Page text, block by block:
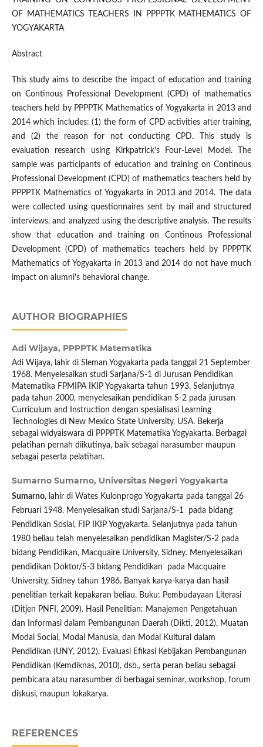
OF MATHEMATICS TEACHERS IN PPPPTK MATHEMATICS OF
YOGYAKARTA
Abstract
This study aims to describe the impact of education and training
on Continous Professional Development (CPD) of mathematics
teachers held by PPPPTK Mathematics of Yogyakarta in 2013 and
2014 which includes: (1) the form of CPD activities after training,
and (2) the reason for not conducting CPD. This study is
evaluation research using Kirkpatrick's Four-Level Model. The
sample was participants of education and training on Continous
Professional Development (CPD) of mathematics teachers held by
PPPPTK Mathematics of Yogyakarta in 2013 and 2014. The data
were collected using questionnaires sent by mail and structured
interviews, and analyzed using the descriptive analysis. The results
show that education and training on Continous Professional
Development (CPD) of mathematics teachers held by PPPPTK
Mathematics of Yogyakarta in 2013 and 2014 do not have much
impact on alumni's behavioral change.
AUTHOR BIOGRAPHIES
Adi Wijaya, PPPPTK Matematika
Adi Wijaya, lahir di Sleman Yogyakarta pada tanggal 21 September
1968. Menyelesaikan studi Sarjana/S-1 di Jurusan Pendidikan
Matematika FPMIPA IKIP Yogyakarta tahun 1993. Selanjutnya
pada tahun 2000, menyelesaikan pendidikan S-2 pada jurusan
Curriculum and Instruction dengan spesialisasi Learning
Technologies di New Mexico State University, USA. Bekerja
sebagai widyaiswara di PPPPTK Matematika Yogyakarta. Berbagai
pelatihan pernah diikutinya, baik sebagai narasumber maupun
sebagai peserta pelatihan.
Sumarno Sumarno, Universitas Negeri Yogyakarta
Sumarno, lahir di Wates Kulonprogo Yogyakarta pada tanggal 26
Februari 1948. Menyelesaikan studi Sarjana/S-1 pada bidang
Pendidikan Sosial, FIP IKIP Yogyakarta. Selanjutnya pada tahun
1980 beliau telah menyelesaikan pendidikan Magister/S-2 pada
bidang Pendidikan, Macquaire University, Sidney. Menyelesaikan
pendidikan Doktor/S-3 bidang Pendidikan pada Macquaire
University, Sidney tahun 1986. Banyak karya-karya dan hasil
penelitian terkait kepakaran beliau. Buku: Pembudayaan Literasi
(Ditjen PNFI, 2009). Hasil Penelitian: Manajemen Pengetahuan
dan Informasi dalam Pembangunan Daerah (Dikti, 2012), Muatan
Modal Social, Modal Manusia, dan Modal Kultural dalam
Pendidikan (UNY, 2012), Evaluasi Efikasi Kebijakan Pembangunan
Pendidikan (Kemdiknas, 2010), dsb., serta peran beliau sebagai
pembicara atau narasumber di berbagai seminar, workshop, forum
diskusi, maupun lokakarya.
REFERENCES